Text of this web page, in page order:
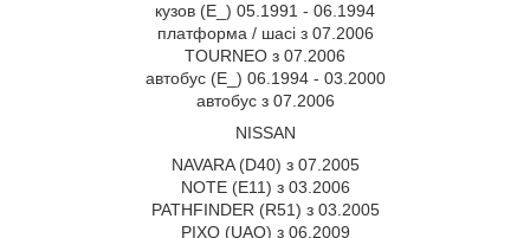
кузов (Е_) 05.1991 - 06.1994
платформа / шасі з 07.2006
TOURNEO з 07.2006
автобус (Е_) 06.1994 - 03.2000
автобус з 07.2006
NISSAN
NAVARA (D40) з 07.2005
NOTE (E11) з 03.2006
PATHFINDER (R51) з 03.2005
PIXO (UAO) з 06.2009